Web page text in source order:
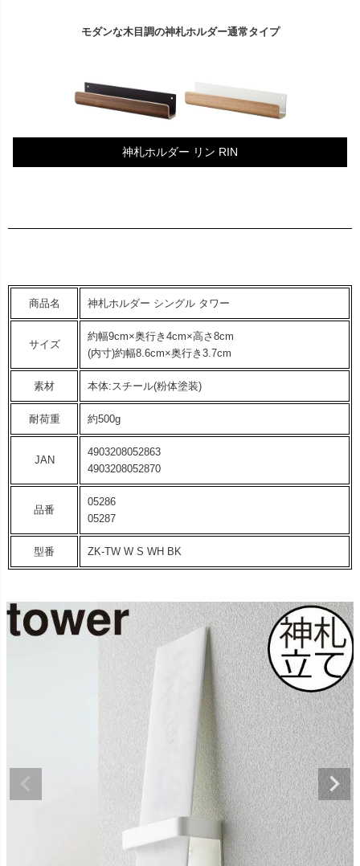
モダンな木目調の神札ホルダー通常タイプ
神札ホルダー リン RIN
商品名 神札ホルダー シングル タワー
サイズ
約幅9cm×奥行き4cm×高さ8cm
(内寸)約幅8.6cm×奥行き3.7cm
素材 本体:スチール(粉体塗装)
耐荷重 約500g
JAN
4903208052863
4903208052870
品番
05286
05287
型番 ZK-TW W S WH BK